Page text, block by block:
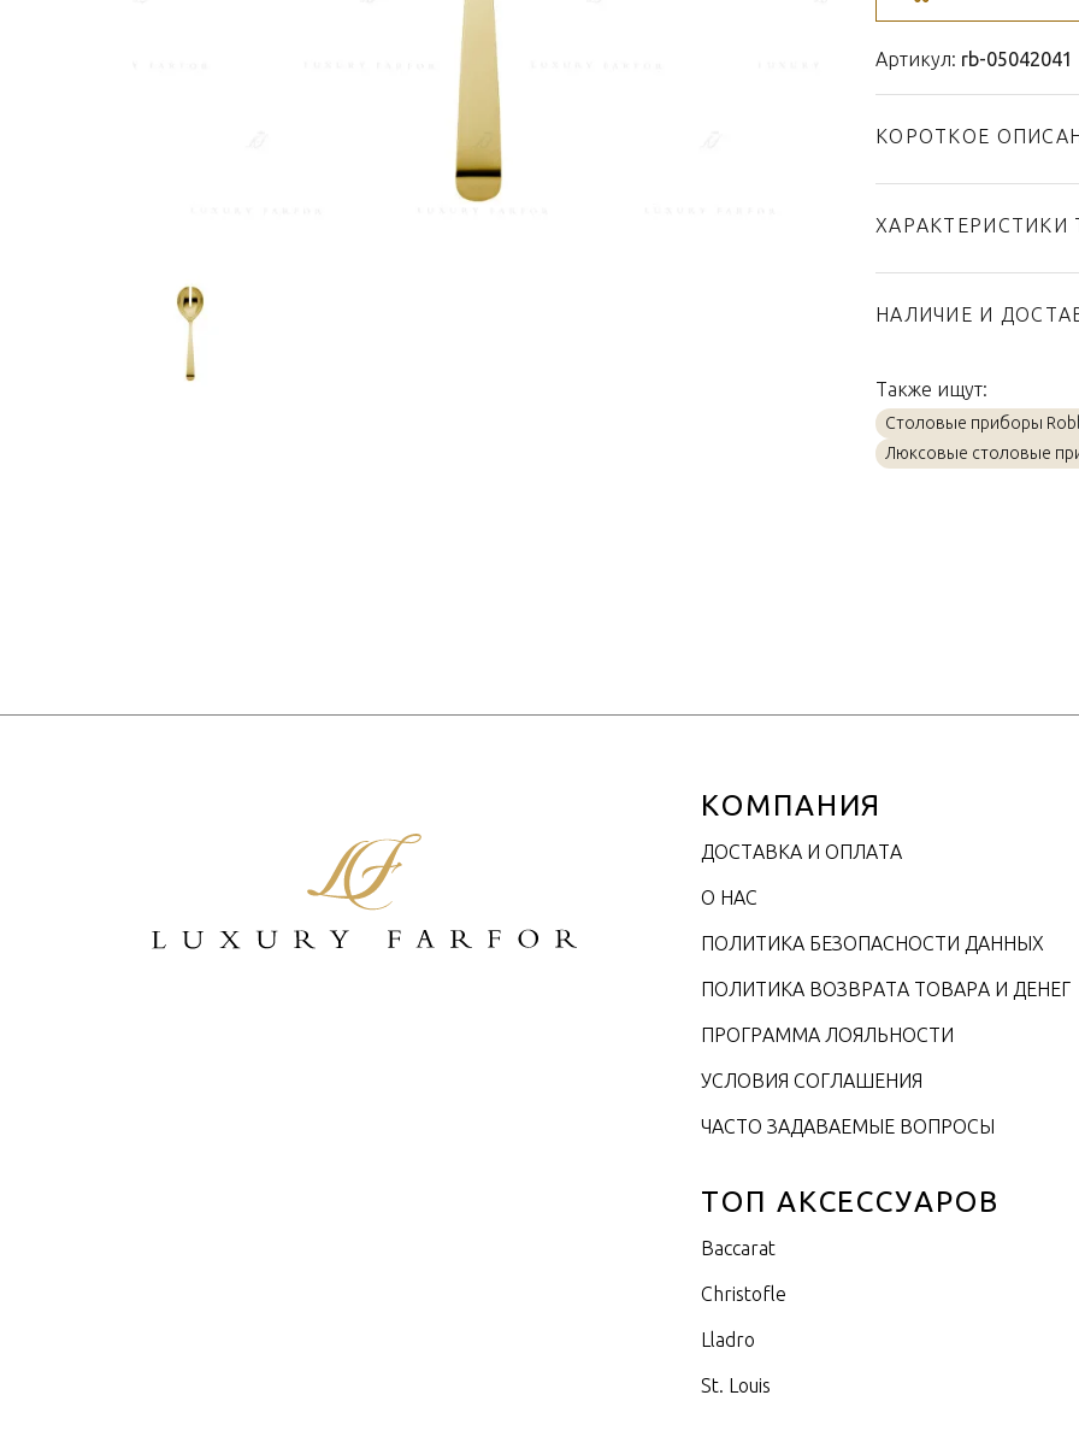
Артикул: rb-05042041
КОРОТКОЕ
ХАРАКТЕРИСТИКИ
Коллекция
Материал
Объем / Размер
НАЛИЧИЕ И
Также ищут:
Столовые приборы
Люксовые столовые
КОМПАНИЯ
ДОСТАВКА И ОПЛАТА
О НАС
ПОЛИТИКА БЕЗОПАСНОСТИ ДАННЫХ
ПОЛИТИКА ВОЗВРАТА ТОВАРА И ДЕНЕГ
ПРОГРАММА ЛОЯЛЬНОСТИ
УСЛОВИЯ СОГЛАШЕНИЯ
ЧАСТО ЗАДАВАЕМЫЕ ВОПРОСЫ
ТОП АКСЕССУАРОВ
Baccarat
Christofle
Lladro
St. Louis